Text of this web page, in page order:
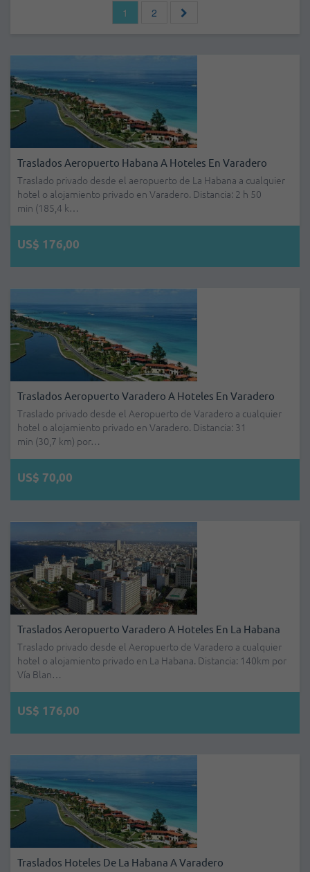
1
2
Traslados Aeropuerto Habana A Hoteles En Varadero
Traslado privado desde el aeropuerto de La Habana a cualquier
hotel o alojamiento privado en Varadero. Distancia: 2 h 50
min (185,4 k…
US$ 176,00
Traslados Aeropuerto Varadero A Hoteles En Varadero
Traslado privado desde el Aeropuerto de Varadero a cualquier
hotel o alojamiento privado en Varadero. Distancia: 31
min (30,7 km) por…
US$ 70,00
Traslados Aeropuerto Varadero A Hoteles En La Habana
Traslado privado desde el Aeropuerto de Varadero a cualquier
hotel o alojamiento privado en La Habana. Distancia: 140km por
Vía Blan…
US$ 176,00
Traslados Hoteles De La Habana A Varadero